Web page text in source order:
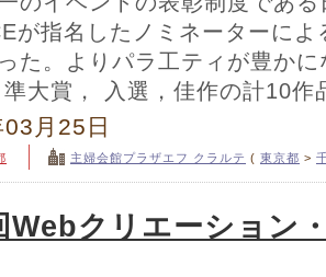
が指名したノミネーターに
た。よりパラ工ティが豊か
準大賞， 入選，佳作の計10作
月25日
主婦会館プラザエフ クラルテ ( 東京都 >
Webクリエーション